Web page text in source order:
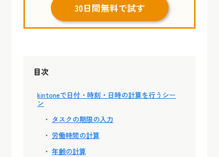
30日間無料で試す
目次
kintoneで日付・時刻・日時の計算を行うシー
ン
タスクの期限の入力
労働時間の計算
年齢の計算